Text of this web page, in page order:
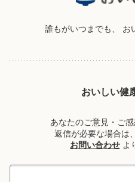
誰もがいつまでも、 お
おいしい健
あなたのご意見・ご
返信が必要な場合は
お問い合わせ よ